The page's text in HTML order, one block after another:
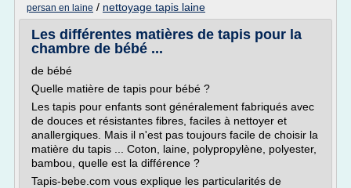
persan en laine / nettoyage tapis laine
Les différentes matières de tapis pour la
chambre de bébé ...
de bébé
Quelle matière de tapis pour bébé ?
Les tapis pour enfants sont généralement fabriqués avec
de douces et résistantes fibres, faciles à nettoyer et
anallergiques. Mais il n'est pas toujours facile de choisir la
matière du tapis ... Coton, laine, polypropylène, polyester,
bambou, quelle est la différence ?
Tapis-bebe.com vous explique les particularités de